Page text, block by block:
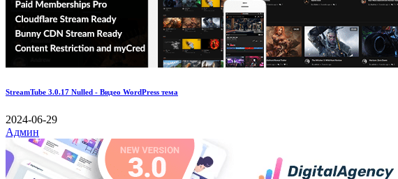
StreamTube 3.0.17 Nulled - Видео WordPress тема
2024-06-29
Админ